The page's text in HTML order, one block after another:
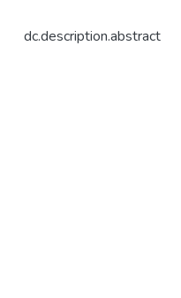
dc.description.abstract